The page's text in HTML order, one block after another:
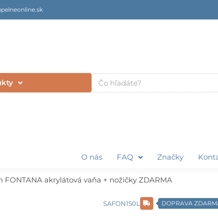
Vyhľadať
O nás FAQ Značky
FONTANA akrylátová vaňa + nožičky ZDARMA
SAFON150L DOPRAVA